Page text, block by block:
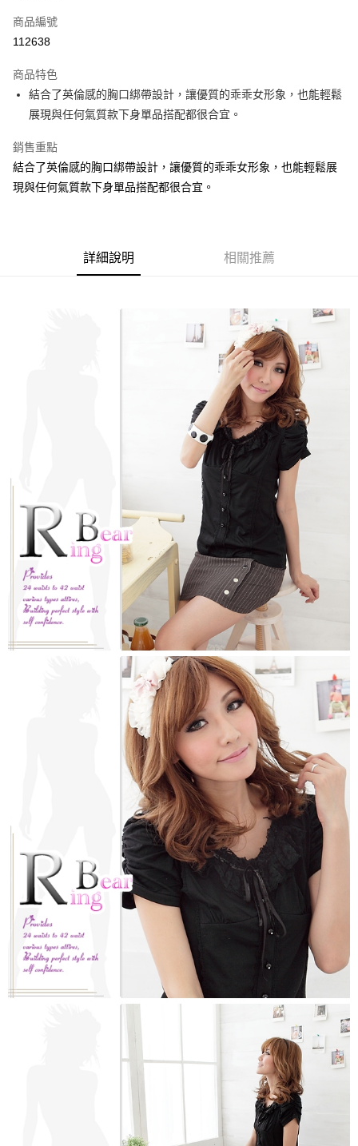
【大哥付你分期使用說明】
1.本服務由台灣大哥大提供，台灣大哥大用戶可立即使用無須另外申請。
流程，驗證手機門號後，選擇欲分期的期數、繳款截止日，確認付款後即完
成交易。
3.實際核准額度、可分期數及費用金額請依後續交易確認頁面所載為準。
4.訂單成立30分鐘內，如未前往確認交易或遇審核未通過，訂單將自動取
法說明評估內容。
【繳款方式說明】
1.分期款項不併入電信帳單，「大哥付你分期」於每月結算日後寄送繳費提
醒簡訊。
1.本服務係由「台灣大哥大股份有限公司」（以下簡稱本公司）所提供，讓
資料（包含姓名、電話或地址）提供予台灣大哥大進項蒐集、處理及利用，
由本公司與您本人進行分期帳單所需資料之確認、核對及更正。
3.完整用戶服務條款，請詳閱以下連結：https://oppay.tw/userRule
AFTEE先享後付
【關於「AFTEE先享後付」】
AFTEE先享後付是「在收到商品之後才付款」的支付方式。 讓您購物簡單
便利好安心！
１．簡單：不需註冊會員、不需綁卡、不需儲值。
３．安心：先確認商品／服務後，再付款。
【「AFTEE先享後付」結帳流程】
１．於結帳方式選擇「AFTEE先享後付」後，將跳轉至「AFTEE先享後付」
※ 請注意：結帳手續完成當下不需立刻繳費，但若您需要取消訂單，請聯絡
購買商品的店家。未經商家同意取消之訂單仍視為有效，需透過AFTEE先享
是否繳費成功／繳費後需取消欲退款等相關疑問，請聯繫「AFTEE先享後付
https://netprotections.freshdesk.com/support/home
１．透過由恩沛科技股份有限公司提供之「AFTEE先享後付」服務完成之交
易，需依本服務之必要範圍內提供個人資料，並將交易相關給付款項請求債
２．關於個人資料處理事宜，請瀏覽以下網址：
３．未成年的使用者請事先徵得法定代理人或監護人之同意方可使用
「AFTEE先享後付」，若未經同意申辦者引起之損失，本公司不負相關責
４．使用「AFTEE先享後付」時，將依據個別帳號之用戶狀況，依本公司即
時審查核予不同之上限額度；若仍有額度不足之情形，本公司將視審查結果
請求用戶進行身份認證。
５．嚴禁一人註冊多個帳號或使用他人資訊註冊。若發現惡意使用之情形，
恩沛科技股份有限公司將有權停止該用戶之使用額度並採取法律行動。
ATM付款
全家取貨付款
每筆NT$70，滿NT$699(含以上)免運費
每筆NT$70，滿NT$799(含以上)免運費
每筆NT$70，滿NT$699(含以上)免運費
每筆NT$100，滿NT$1,000(含以上)免運費
商品編號
112638
商品特色
結合了英倫感的胸口綁帶設計，讓優質的乖乖女形象，也能輕鬆
展現與任何氣質款下身單品搭配都很合宜。
銷售重點
結合了英倫感的胸口綁帶設計，讓優質的乖乖女形象，也能輕鬆展
現與任何氣質款下身單品搭配都很合宜。
詳細說明 相關推薦